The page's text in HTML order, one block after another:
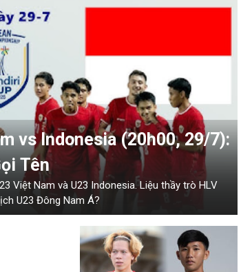
vs Indonesia (20h00, 29/7):
Tên
Việt Nam và U23 Indonesia. Liệu thầy trò HLV
U23 Đông Nam Á?